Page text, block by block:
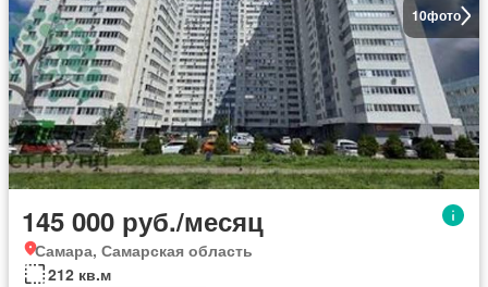
10фото
145 000 руб./месяц
Самара, Самарская область
212 кв.м